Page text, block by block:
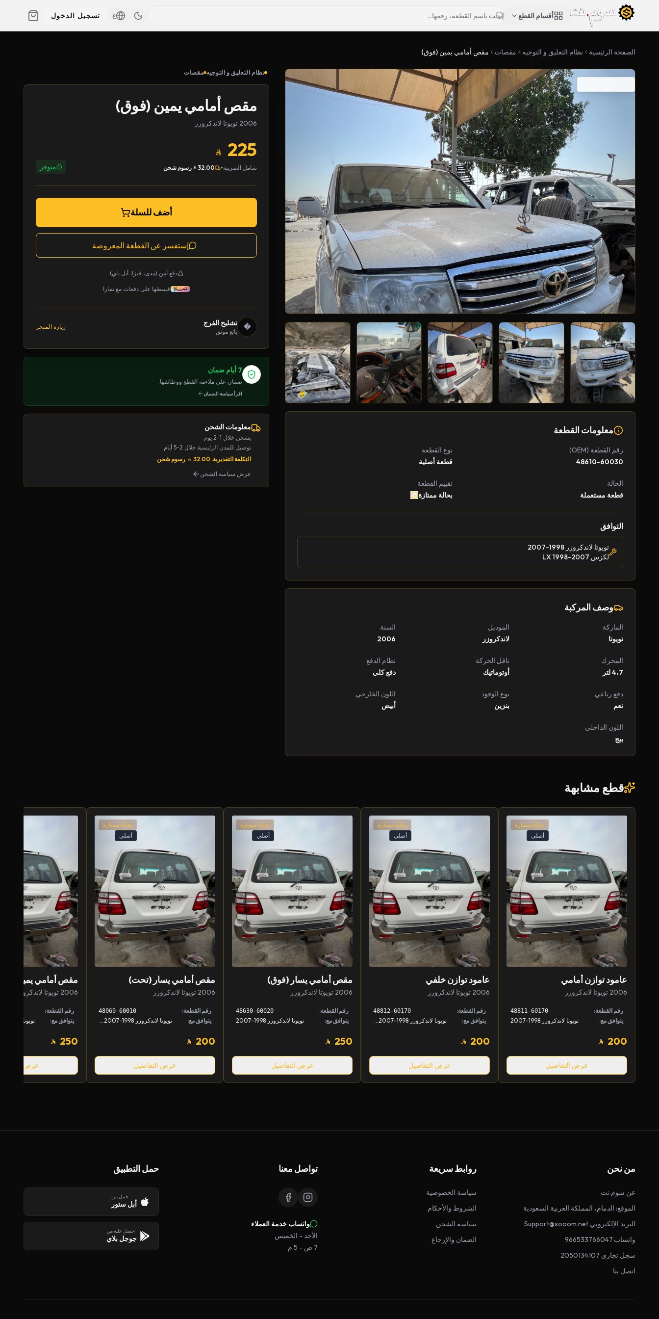
أقسام القطع ع تسجيل الدخول
الصفحة الرئيسية نظام التعليق و التوجيه مقصات مقص أمامي يمين (فوق)
معلومات القطعة
رقم القطعة (OEM)
48610-60030
نوع القطعة
قطعة أصلية
الحالة
قطعة مستعملة
تقييم القطعة
بحالة ممتازة
التوافق
تويوتا لاندكروزر 1998-2007
لكزس LX 1998-2007
وصف المركبة
الماركة
تويوتا
الموديل
لاندكروزر
السنة
2006
المحرك
4،7 لتر
ناقل الحركة
أوتوماتيك
نظام الدفع
دفع كلي
دفع رباعي
نعم
نوع الوقود
بنزين
اللون الخارجي
أبيض
اللون الداخلي
بيج
نظام التعليق و التوجيه مقصات
مقص أمامي يمين (فوق)
2006 تويوتا لاندكروزر
225
شامل الضريبة•
32.00 رسوم شحن متوفر
أضف للسلة
إستفسر عن القطعة المعروضة
دفع آمن (مدى، فيزا، أبل باي)
قسطها على دفعات مع تمارا
� تشليح الفرج
بائع موثق
زيارة المتجر
7 أيام ضمان
ضمان على ملاءمة القطع ووظائفها.
اقرأ سياسة الضمان
معلومات الشحن
يشحن خلال 1-2 يوم
توصيل للمدن الرئيسية خلال 2-5 أيام
التكلفة التقديرية: 32.00
رسوم شحن
عرض سياسة الشحن
قطع مشابهة
بحالة ممتازة
أصلي
عامود توازن أمامي
2006 تويوتا لاندكروزر
رقم القطعة: 48811-60170
يتوافق مع: تويوتا لاندكروزر 1998-2007
200
عرض التفاصيل
بحالة ممتازة
أصلي
عامود توازن خلفي
2006 تويوتا لاندكروزر
رقم القطعة: 48812-60170
يتوافق مع:
200
عرض التفاصيل
بحالة ممتازة
أصلي
مقص أمامي يسار (فوق)
2006 تويوتا لاندكروزر
رقم القطعة: 48630-60020
يتوافق مع: تويوتا لاندكروزر 1998-2007
250
عرض التفاصيل
بحالة ممتازة
أصلي
مقص أمامي يسار (تحت)
2006 تويوتا لاندكروزر
رقم القطعة: 48069-60010
يتوافق مع:
200
عرض التفاصيل
مقص أمامي يمين
2006 تويوتا لاندكروزر
رقم القطعة:
يتوافق مع:
250
عرض
من نحن
عن سوم.نت
الموقع: الدمام، المملكة العربية السعودية
البريد الإلكتروني Support@sooom.net
واتساب 966533766047
سجل تجاري 2050134107
اتصل بنا
روابط سريعة
سياسة الخصوصية
الشروط والأحكام
سياسة الشحن
الضمان والإرجاع
تواصل معنا
واتساب خدمة العملاء
الأحد - الخميس
7 ص - 5 م
حمل التطبيق
حمل من
أبل ستور
احصل عليه من
جوجل بلاي